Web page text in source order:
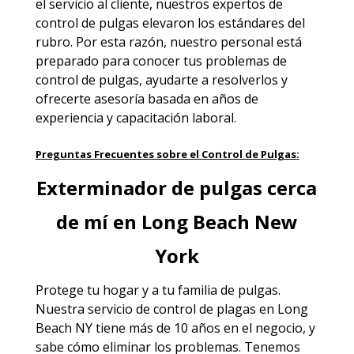
el servicio al cliente, nuestros expertos de
control de pulgas elevaron los estándares del
rubro. Por esta razón, nuestro personal está
preparado para conocer tus problemas de
control de pulgas, ayudarte a resolverlos y
ofrecerte asesoría basada en años de
experiencia y capacitación laboral.
Preguntas Frecuentes sobre el Control de Pulgas:
Exterminador de pulgas cerca
de mí en Long Beach New
York
Protege tu hogar y a tu familia de pulgas.
Nuestra servicio de control de plagas en Long
Beach NYtiene más de 10 años en el negocio, y
sabe cómo eliminar los problemas. Tenemos